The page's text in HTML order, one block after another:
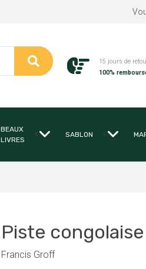
15 jours de
100%
BEAUX
LIVRES
< SABLON <
Piste congolaise
Francis Groff